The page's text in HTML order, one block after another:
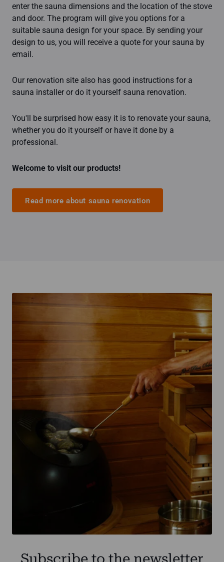
enter the sauna dimensions and the location of the stove
and door. The program will give you options for a
suitable sauna design for your space. By sending your
design to us, you will receive a quote for your sauna by
email.
Our renovation site also has good instructions for a
sauna installer or do it yourself sauna renovation.
You'll be surprised how easy it is to renovate your sauna,
whether you do it yourself or have it done by a
professional.
Welcome to visit our products!
Read more about sauna renovation
Subscribe to the newsletter